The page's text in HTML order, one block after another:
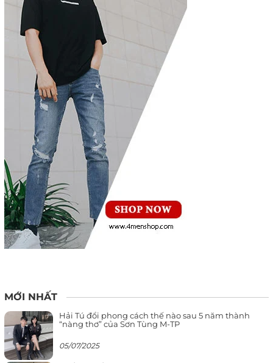
MỚI NHẤT
Hải Tú đổi phong cách thế nào sau 5 năm thành
“nàng thơ” của Sơn Tùng M-TP
05/07/2025